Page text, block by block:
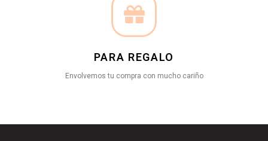
PARA REGALO
Envolvemos tu compra con mucho cariño